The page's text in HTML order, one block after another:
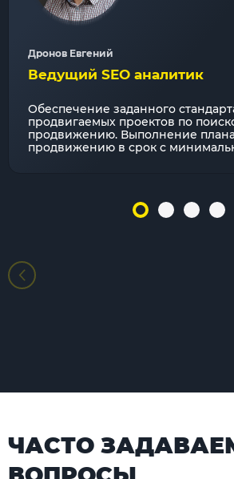
Дронов Евгений
Ведущий SEO аналитик
Обеспечение заданного
продвигаемых проектов по
продвижению. Выполнение
продвижению в срок с
ЧАСТО